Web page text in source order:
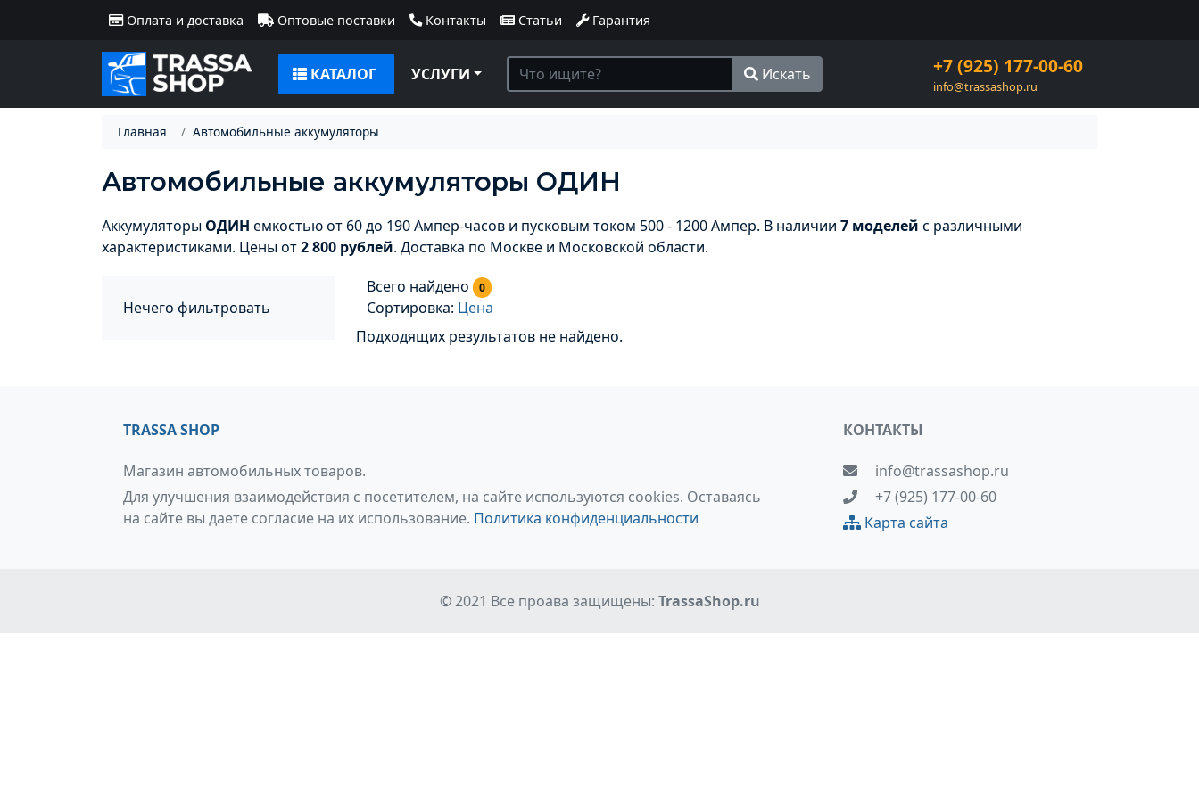
Оплата и доставка Оптовые поставки Контакты Статьи Гарантия
КАТАЛОГ УСЛУГИ Искать +7 (925) 177-00-60
info@trassashop.ru
Главная Автомобильные аккумуляторы
Автомобильные аккумуляторы ОДИН
Аккумуляторы ОДИН емкостью от 60 до 190 Ампер-часов и пусковым током 500 - 1200 Ампер. В наличии 7 моделей с различными
характеристиками. Цены от2 800 рублей. Доставка по Москве и Московской области.
Нечего фильтровать
Всего найдено 0
Сортировка: Цена
Подходящих результатов не найдено.
TRASSA SHOP
Магазин автомобильных товаров.
Для улучшения взаимодействия с посетителем, на сайте используются cookies. Оставаясь
на сайте вы даете согласие на их использование. Политика конфиденциальности
КОНТАКТЫ
info@trassashop.ru
+7 (925) 177-00-60
Карта сайта
© 2021 Все проава защищены: TrassaShop.ru